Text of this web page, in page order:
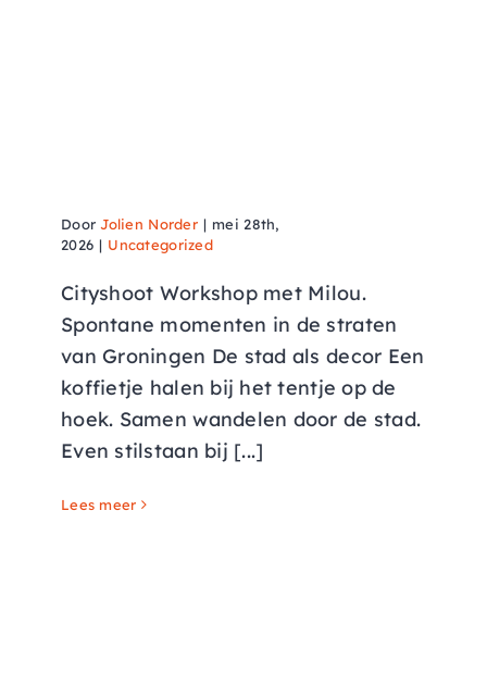
DoorJolien Norder | mei 28th,
2026 | Uncategorized
Cityshoot Workshop met Milou.
Spontane momenten in de straten
van Groningen De stad als decor Een
koffietje halen bij het tentje op de
hoek. Samen wandelen door de stad.
Even stilstaan bij [...]
Lees meer